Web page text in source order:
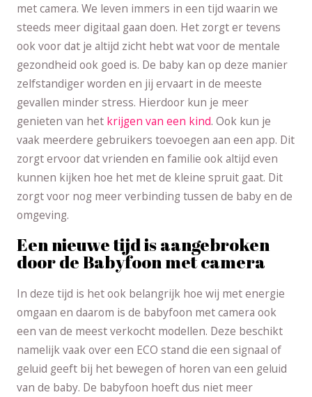
met camera. We leven immers in een tijd waarin we
steeds meer digitaal gaan doen. Het zorgt er tevens
ook voor dat je altijd zicht hebt wat voor de mentale
gezondheid ook goed is. De baby kan op deze manier
zelfstandiger worden en jij ervaart in de meeste
gevallen minder stress. Hierdoor kun je meer
genieten van het krijgen van een kind. Ook kun je
vaak meerdere gebruikers toevoegen aan een app. Dit
zorgt ervoor dat vrienden en familie ook altijd even
kunnen kijken hoe het met de kleine spruit gaat. Dit
zorgt voor nog meer verbinding tussen de baby en de
omgeving.
Een nieuwe tijd is aangebroken
door de Babyfoon met camera
In deze tijd is het ook belangrijk hoe wij met energie
omgaan en daarom is de babyfoon met camera ook
een van de meest verkocht modellen. Deze beschikt
namelijk vaak over een ECO stand die een signaal of
geluid geeft bij het bewegen of horen van een geluid
van de baby. De babyfoon hoeft dus niet meer